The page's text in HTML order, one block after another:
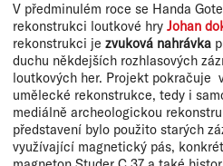
V předminulém roce se Handa
rekonstrukci loutkové hry Johan
rekonstrukci je zvuková nahrávka
duchu někdejších rozhlasových
loutkových her. Projekt pokračuje
umělecké rekonstrukce, tedy i
mediálně archeologickou
představení bylo použito starých
využívající magnetický pás,